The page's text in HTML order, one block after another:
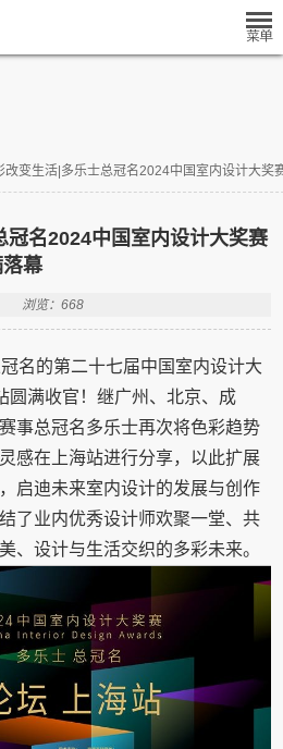
改变生活|多乐士总冠名2024中国室内设计大奖
冠名2024中国室内设计大奖赛
幕
浏览：668
名的第二十七届中国室内设计大
满收官！继广州、北京、成
事总冠名多乐士再次将色彩趋势
感在上海站进行分享，以此扩展
启迪未来室内设计的发展与创作
了业内优秀设计师欢聚一堂、共
、设计与生活交织的多彩未来。